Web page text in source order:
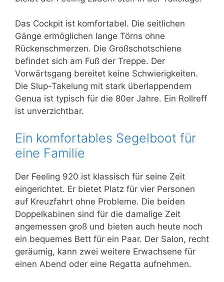
Das Cockpit ist komfortabel. Die seitlichen
Gänge ermöglichen lange Törns ohne
Rückenschmerzen. Die Großschotschiene
befindet sich am Fuß der Treppe. Der
Vorwärtsgang bereitet keine Schwierigkeiten.
Die Slup-Takelung mit stark überlappendem
Genua ist typisch für die 80er Jahre. Ein Rollreff
ist unverzichtbar.
Ein komfortables Segelboot für
eine Familie
Der Feeling 920 ist klassisch für seine Zeit
eingerichtet. Er bietet Platz für vier Personen
auf Kreuzfahrt ohne Probleme. Die beiden
Doppelkabinen sind für die damalige Zeit
angemessen groß und bieten auch heute noch
ein bequemes Bett für ein Paar. Der Salon, recht
geräumig, kann zwei weitere Erwachsene für
einen Abend oder eine Regatta aufnehmen.